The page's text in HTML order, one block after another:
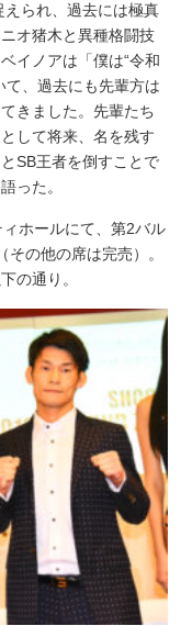
られ、過去には極真
オ猪木と異種格闘技
イノアは「僕は“令和
て、過去にも先輩方は
きました。先輩たち
して将来、名を残す
SB王者を倒すことで
った。
ホールにて、第2バル
の他の席は完売）。
の通り。